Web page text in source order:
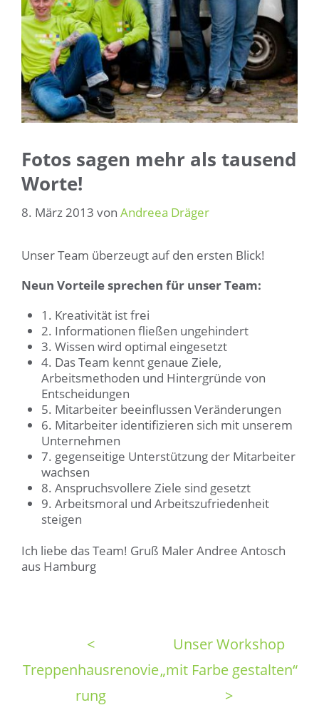
Fotos sagen mehr als tausend
Worte!
8. März 2013 von Andreea Dräger
Unser Team überzeugt auf den ersten Blick!
Neun Vorteile sprechen für unser Team:
1. Kreativität ist frei
2. Informationen fließen ungehindert
3. Wissen wird optimal eingesetzt
4. Das Team kennt genaue Ziele,
Arbeitsmethoden und Hintergründe von
Entscheidungen
5. Mitarbeiter beeinflussen Veränderungen
6. Mitarbeiter identifizieren sich mit unserem
Unternehmen
7. gegenseitige Unterstützung der Mitarbeiter
wachsen
8. Anspruchsvollere Ziele sind gesetzt
9. Arbeitsmoral und Arbeitszufriedenheit
steigen
Ich liebe das Team! Gruß Maler Andree Antosch
aus Hamburg
<
Treppenhausrenovie
rung
Unser Workshop
„mit Farbe gestalten“
>